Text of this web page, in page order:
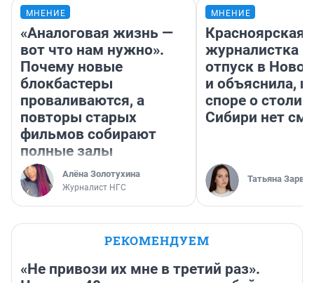
МНЕНИЕ
«Аналоговая жизнь —
вот что нам нужно».
Почему новые
блокбастеры
проваливаются, а
повторы старых
фильмов собирают
полные залы
Алёна Золотухина
Журналист НГС
МНЕНИЕ
Красноярская
журналистка
отпуск в
и объяснила,
споре о
Сибири нет
Татьяна Зарва
РЕКОМЕНДУЕМ
«Не привози их мне в третий раз».